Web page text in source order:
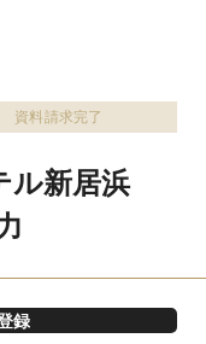
資料請求完了
ル新居浜
録